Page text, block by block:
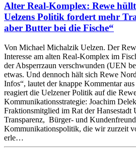
Alter Real-Komplex: Rewe
Uelzens Politik fordert mehr
aber Butter bei die Fische“
Von Michael Michalzik Uelzen. Der
Interesse am alten Real-Komplex im
der Absperrzaun verschwunden (UEN
etwas. Und dennoch hält sich Rewe
Infos“, lautet der knappe Kommentar
reagiert die Uelzener Politik auf die
Kommunikationsstrategie: Joachim
Fraktionsmitglied im Rat der Hansestadt
Transparenz, Bürger- und
Kommunikationspolitik, die wir zurzeit
erle…